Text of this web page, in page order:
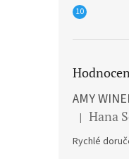
The
| Hana
Rychlé